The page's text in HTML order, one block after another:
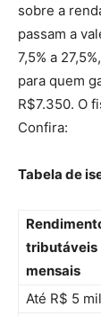
sobre a
passam a
7,5% a
para quem
R$7.350. O
Confira:
Tabela de
tributáveis
mensais
Até R$ 5 mil